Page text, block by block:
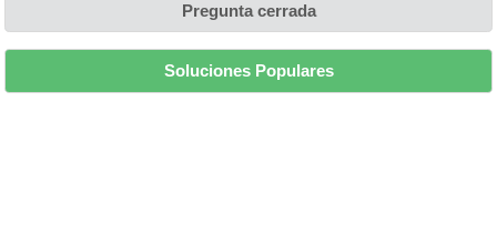
Pregunta cerrada
Soluciones Populares